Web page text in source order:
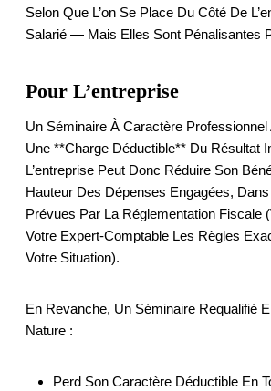
Selon Que L’on Se Place Du Côté De
Salarié — Mais Elles Sont Pénalisantes
Pour L’entreprise
Un Séminaire À Caractère
Une **charge Déductible** Du Résultat
L’entreprise Peut Donc Réduire Son
Hauteur Des Dépenses Engagées,
Prévues Par La Réglementation Fiscale
Votre Expert-Comptable Les Règles
Votre Situation).
En Revanche, Un Séminaire Requalifié
Nature :
Perd Son Caractère Déductible En